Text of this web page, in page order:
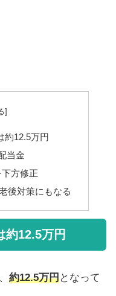
約12.5万円
当金
方修正
後対策にもなる
約12.5万円
約12.5万円となって